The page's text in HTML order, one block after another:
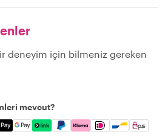
deneyim için bilmeniz gereken
mevcut?
Discover, Apple Pay, Google